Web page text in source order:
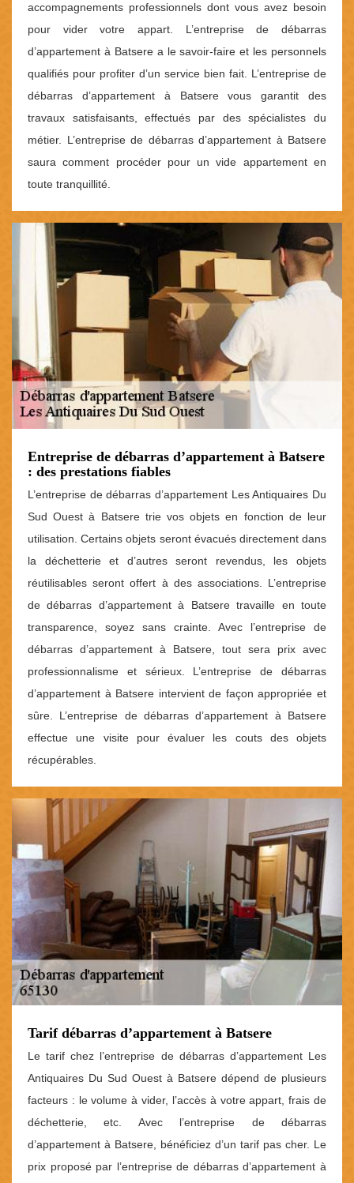
accompagnements professionnels dont vous avez besoin
pour vider votre appart. L’entreprise de débarras
d’appartement à Batsere a le savoir-faire et les personnels
qualifiés pour profiter d’un service bien fait. L’entreprise de
débarras d’appartement à Batsere vous garantit des
travaux satisfaisants, effectués par des spécialistes du
métier. L’entreprise de débarras d’appartement à Batsere
saura comment procéder pour un vide appartement en
toute tranquillité.
Entreprise de débarras d’appartement à Batsere
: des prestations fiables
L’entreprise de débarras d’appartement Les Antiquaires Du
Sud Ouest à Batsere trie vos objets en fonction de leur
utilisation. Certains objets seront évacués directement dans
la déchetterie et d’autres seront revendus, les objets
réutilisables seront offert à des associations. L’entreprise
de débarras d’appartement à Batsere travaille en toute
transparence, soyez sans crainte. Avec l’entreprise de
débarras d’appartement à Batsere, tout sera prix avec
professionnalisme et sérieux. L’entreprise de débarras
d’appartement à Batsere intervient de façon appropriée et
sûre. L’entreprise de débarras d’appartement à Batsere
effectue une visite pour évaluer les couts des objets
récupérables.
Tarif débarras d’appartement à Batsere
Le tarif chez l’entreprise de débarras d’appartement Les
Antiquaires Du Sud Ouest à Batsere dépend de plusieurs
facteurs : le volume à vider, l’accès à votre appart, frais de
déchetterie, etc. Avec l’entreprise de débarras
d’appartement à Batsere, bénéficiez d’un tarif pas cher. Le
prix proposé par l’entreprise de débarras d’appartement à